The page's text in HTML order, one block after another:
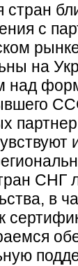
стран
с
на
над
СНГ
в